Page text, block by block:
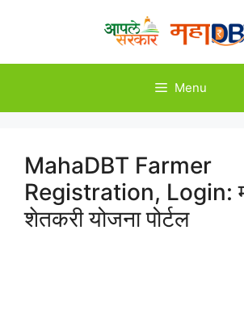
Menu
MahaDBT Farmer
Registration, Login:
शेतकरी योजना पोर्टल